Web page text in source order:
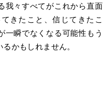
我々すべてがこれから直面
きたこと、信じてきたこ
一瞬でなくなる可能性もう
かもしれません。